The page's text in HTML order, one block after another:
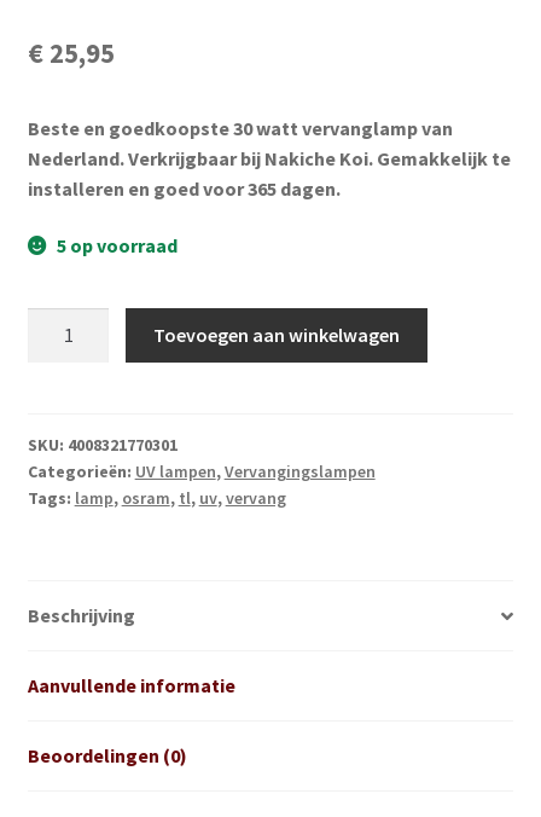
Vijverpompen en vijverfilters
Vijveronderhoud
Tuinonderhoud
Voor vissen
Partijhandel
Buxus
Over ons
€25,95
Beste en goedkoopste 30 watt vervanglamp van
Nederland. Verkrijgbaar bij Nakiche Koi. Gemakkelijk te
installeren en goed voor 365 dagen.
5 op voorraad
UV
lamp
aantal
Toevoegen aan winkelwagen
SKU: 4008321770301
Categorieën: UV lampen,Vervangingslampen
Tags: lamp, osram, tl, uv,vervang
Beschrijving
Aanvullende informatie
Beoordelingen (0)